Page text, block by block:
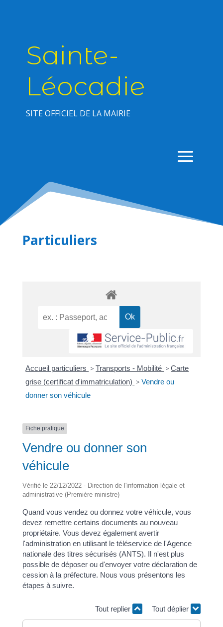
Sainte-
Léocadie
SITE OFFICIEL DE LA MAIRIE
Particuliers
Accueil particuliers > Transports - Mobilité > Carte
grise (certificat d'immatriculation) > Vendre ou
donner son véhicule
Fiche pratique
Vendre ou donner son
véhicule
Vérifié le 22/12/2022 - Direction de l'information légale et
administrative (Première ministre)
Quand vous vendez ou donnez votre véhicule, vous
devez remettre certains documents au nouveau
propriétaire. Vous devez également avertir
l'administration en utilisant le téléservice de l'Agence
nationale des titres sécurisés (ANTS). Il n'est plus
possible de déposer ou d'envoyer votre déclaration de
cession à la préfecture. Nous vous présentons les
étapes à suivre.
Tout replier Tout déplier